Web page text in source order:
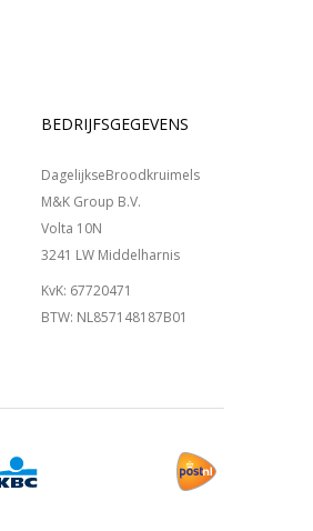
BEDRIJFSGEGEVENS
DagelijkseBroodkruimels
M&K Group B.V.
Volta 10N
3241 LW Middelharnis
KvK: 67720471
BTW: NL857148187B01